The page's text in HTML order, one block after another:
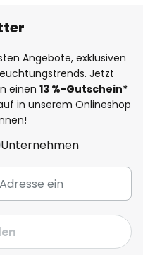
Angebote, exklusiven
Jetzt
einen 13 %-Gutschein*
in unserem Onlineshop
Unternehmen